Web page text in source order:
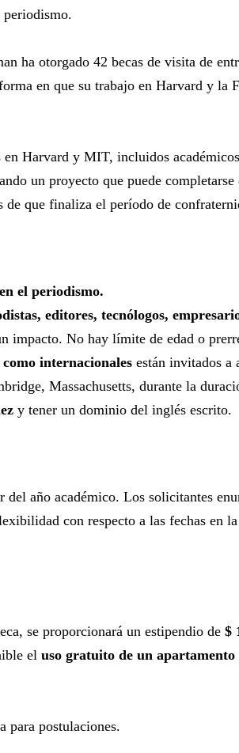
periodismo.
ha otorgado 42 becas de visita de
en que su trabajo en Harvard y la
Harvard y MIT, incluidos
un proyecto que puede
de que finaliza el período de
el periodismo.
editores, tecnólogos,
impacto. No hay límite de edad o
como internacionales están invitados a
Massachusetts, durante la
y tener un dominio del inglés escrito.
año académico. Los solicitantes
con respecto a las fechas en
se proporcionará un estipendio de $
el uso gratuito de un apartamento
para postulaciones.